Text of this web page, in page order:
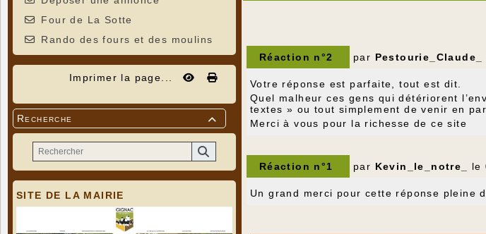
Four de La Sotte
Rando des fours et des moulins
Imprimer la page...

Recherche
SITE DE LA MAIRIE
Réaction n°2 par Pestourie_Claude_
Votre réponse est parfaite, tout est dit.
Quel malheur ces gens qui détériorent
textes » ou tout simplement de venir en
Merci à vous pour la richesse de ce site
Réaction n°1 par Kevin_le_notre_ le
Un grand merci pour cette réponse pleine